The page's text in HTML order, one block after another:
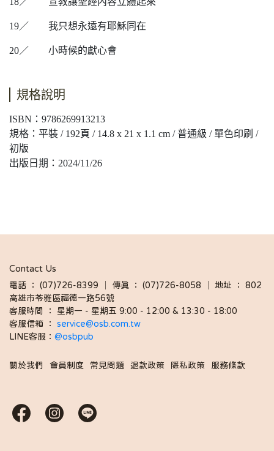
19／ 我只想永遠有耶穌同在
20／ 小時候的獻心會
規格說明
ISBN：9786269913213
規格：平裝 / 192頁 / 14.8 x 21 x 1.1 cm / 普通級 / 單色印刷 /
初版
出版日期：2024/11/26
Contact Us
電話 ： (07)726-8399 │ 傳真 ： (07)726-8058 │ 地址 ： 802
高雄市苓雅區福德一路56號
客服時間 ： 星期一 - 星期五 9:00 - 12:00 & 13:30 - 18:00
客服信箱 ： service@osb.com.tw
LINE客服： @osbpub
關於我們 會員制度 常見問題 退款政策 隱私政策 服務條款